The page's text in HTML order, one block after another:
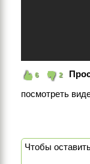
6 2
посмотреть
Чтобы